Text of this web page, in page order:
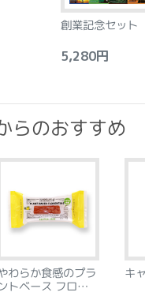
創業記念セット
5,280円
らのおすすめ
わらか食感のプラ
トベース フロラン
キ